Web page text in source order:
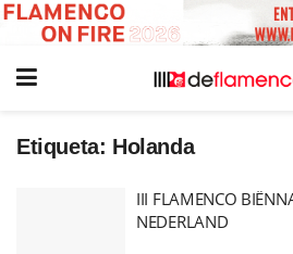
Etiqueta: Holanda
III FLAMENCO
NEDERLAND